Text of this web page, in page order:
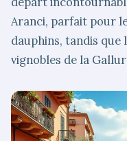
Aranci, parfait pour
dauphins, tandis que
vignobles de la